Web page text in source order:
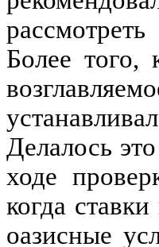
Более того,
Делалось
ходе
когда
оазисные